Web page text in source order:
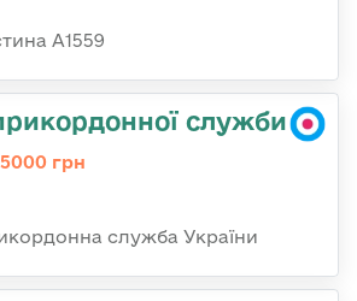
А1559
служби
грн
служба України